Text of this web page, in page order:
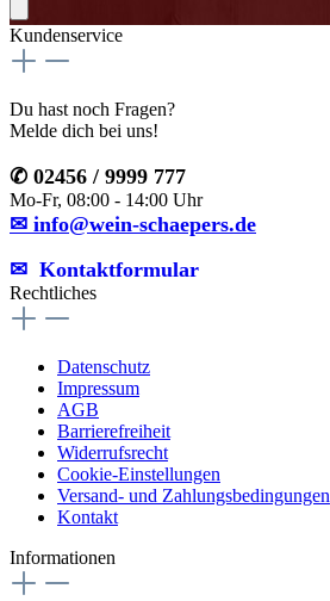
Kundenservice
Du hast noch Fragen?
Melde dich bei uns!
✆ 02456 / 9999 777
Mo-Fr, 08:00 - 14:00 Uhr
✉ info@wein-schaepers.de
✉︎ Kontaktformular
Rechtliches
Datenschutz
Impressum
AGB
Barrierefreiheit
Widerrufsrecht
Cookie-Einstellungen
Versand- und Zahlungsbedingungen
Kontakt
Informationen